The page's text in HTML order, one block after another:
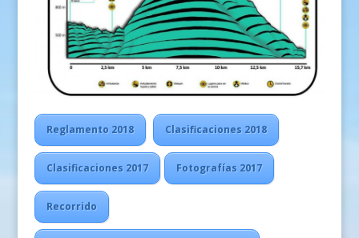
Reglamento 2018 Clasificaciones 2018
Clasificaciones 2017 Fotografías 2017
Recorrido